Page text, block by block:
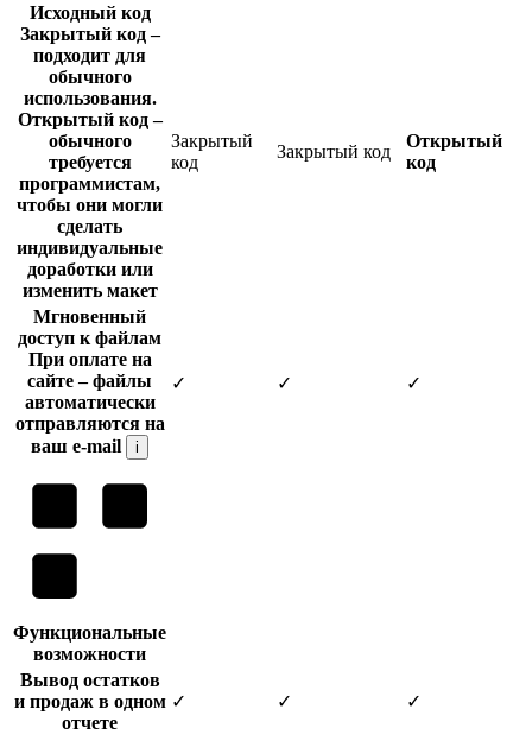
Исходный код
Закрытый код–
подходит для
обычного
использования.
Открытый код–
обычного
требуется
программистам,
чтобы они могли
сделать
индивидуальные
доработки или
изменить макет
Закрытый
код
Закрытый код
Открытый
код
Мгновенный
доступ к файлам
При оплате на
сайте – файлы
автоматически
отправляются на
ваш e-mail
i
✓ ✓ ✓
Функциональные
возможности
Вывод остатков
и продаж в одном
отчете
✓ ✓ ✓